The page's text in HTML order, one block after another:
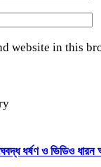
website in this
ধর্ষণ ও ভিডিও